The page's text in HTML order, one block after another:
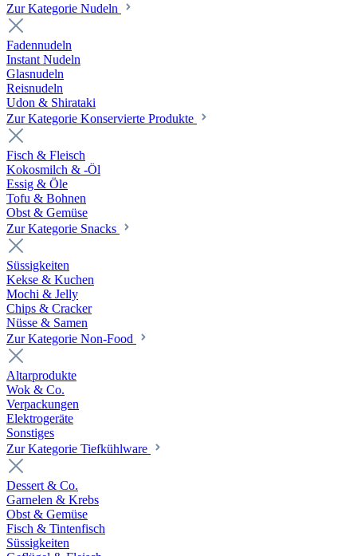
Zur Kategorie Nudeln
Fadennudeln
Instant Nudeln
Glasnudeln
Reisnudeln
Udon & Shirataki
Zur Kategorie Konservierte Produkte
Fisch & Fleisch
Kokosmilch & -Öl
Essig & Öle
Tofu & Bohnen
Obst & Gemüse
Zur Kategorie Snacks
Süssigkeiten
Kekse & Kuchen
Mochi & Jelly
Chips & Cracker
Nüsse & Samen
Zur Kategorie Non-Food
Altarprodukte
Wok & Co.
Verpackungen
Elektrogeräte
Sonstiges
Zur Kategorie Tiefkühlware
Dessert & Co.
Garnelen & Krebs
Obst & Gemüse
Fisch & Tintenfisch
Süssigkeiten